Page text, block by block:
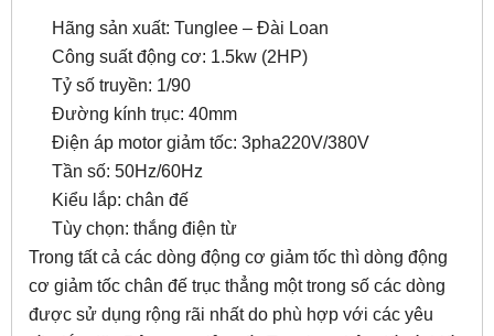
Hãng sản xuất: Tunglee – Đài Loan
Công suất động cơ: 1.5kw (2HP)
Tỷ số truyền: 1/90
Đường kính trục: 40mm
Điện áp motor giảm tốc: 3pha220V/380V
Tần số: 50Hz/60Hz
Kiểu lắp: chân đế
Tùy chọn: thắng điện từ
Trong tất cả các dòng động cơ giảm tốc thì dòng động
cơ giảm tốc chân đế trục thẳng một trong số các dòng
được sử dụng rộng rãi nhất do phù hợp với các yêu